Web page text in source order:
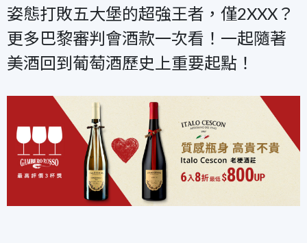
姿態打敗五大堡的超強王者，僅2XXX？
更多巴黎審判會酒款一次看！一起隨著
美酒回到葡萄酒歷史上重要起點！